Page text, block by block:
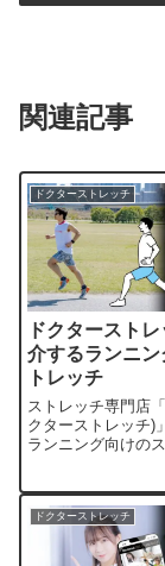
関連記事
ドクターストレッチ
ドクタースト
介するランニン
トレッチ
ストレッチ専門店
クターストレッチ)
ランニング向けの
ストレッチをご紹
す。
ドクターストレッチ